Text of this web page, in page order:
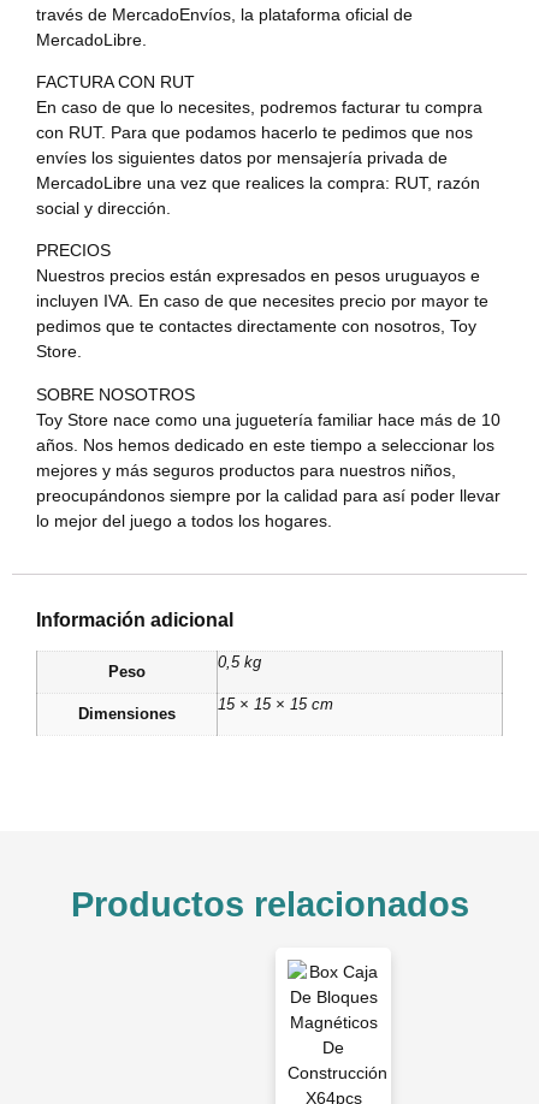
través de MercadoEnvíos, la plataforma oficial de
MercadoLibre.
FACTURA CON RUT
En caso de que lo necesites, podremos facturar tu compra
con RUT. Para que podamos hacerlo te pedimos que nos
envíes los siguientes datos por mensajería privada de
MercadoLibre una vez que realices la compra: RUT, razón
social y dirección.
PRECIOS
Nuestros precios están expresados en pesos uruguayos e
incluyen IVA. En caso de que necesites precio por mayor te
pedimos que te contactes directamente con nosotros, Toy
Store.
SOBRE NOSOTROS
Toy Store nace como una juguetería familiar hace más de 10
años. Nos hemos dedicado en este tiempo a seleccionar los
mejores y más seguros productos para nuestros niños,
preocupándonos siempre por la calidad para así poder llevar
lo mejor del juego a todos los hogares.
Información adicional
Peso
0,5 kg
Dimensiones
15 × 15 × 15 cm
Productos relacionados